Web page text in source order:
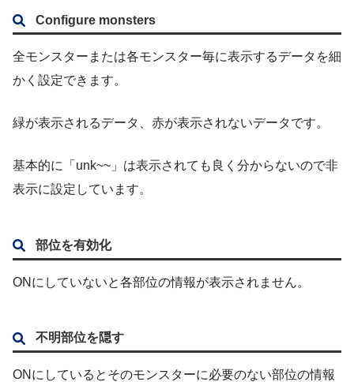
Configure monsters
全モンスターまたは各モンスター毎に表示するデータを細
かく設定できます。
緑が表示されるデータ、赤が表示されないデータです。
基本的に「unk~~」は表示されても良く分からないので非
表示に設定しています。
部位を有効化
ONにしていないと各部位の情報が表示されません。
不明部位を隠す
ONにしているとそのモンスターに必要のない部位の情報